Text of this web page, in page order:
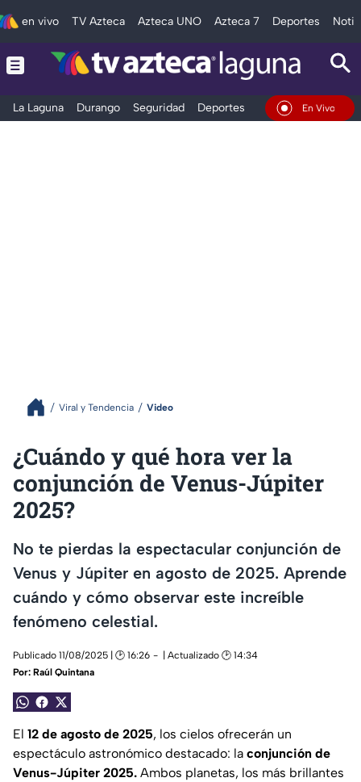
en vivo TV Azteca Azteca UNO Azteca 7 Deportes
La Laguna Durango Seguridad Deportes Entretenimiento
En Vivo
Viral y Tendencia Video
¿Cuándo y qué hora ver la
conjunción de Venus-Júpiter
2025?
No te pierdas la espectacular conjunción de
Venus y Júpiter en agosto de 2025. Aprende
cuándo y cómo observar este increíble
fenómeno celestial.
Publicado 11/08/2025 | 🕑 16:26
| Actualizado 🕑 14:34
Por: Raúl Quintana
El 12 de agosto de 2025, los cielos ofrecerán un
espectáculo astronómico destacado: la conjunción de
Venus-Júpiter 2025. Ambos planetas, los más brillantes